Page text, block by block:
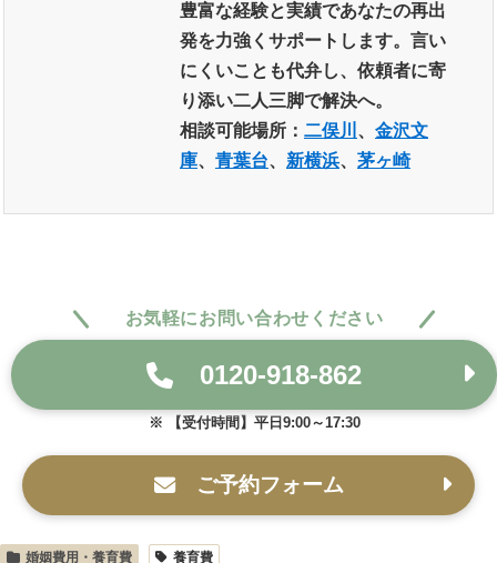
豊富な経験と実績であなたの再出
発を力強くサポートします。言い
にくいことも代弁し、依頼者に寄
り添い二人三脚で解決へ。
相談可能場所： 二俣川 、 金沢文
庫、 青葉台、 新横浜、 茅ヶ崎
お気軽にお問い合わせください
0120-918-862
【受付時間】平日9:00～17:30
ご予約フォーム
婚姻費用・養育費 養育費